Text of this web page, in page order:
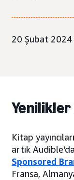
20 Şubat 2024
Kitap
artık
Sponsored
Fransa,